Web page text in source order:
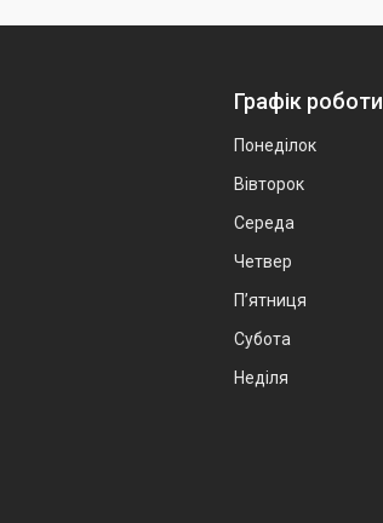
Графік роботи
Понеділок
Вівторок
Середа
Четвер
Пʼятниця
Субота
Неділя